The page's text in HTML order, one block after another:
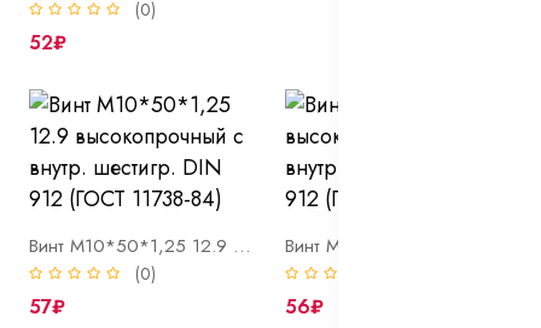
(0)
52₽
Винт М10*50*1,25 12.9 высокопрочный с внутр. шестигр. DIN 912 (ГОСТ 11738-84)
(0)
57₽ 56₽